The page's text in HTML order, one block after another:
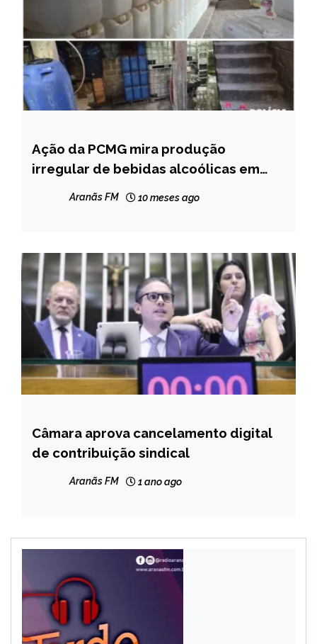
MINAS
GERAIS
NOTÍCIAS
Ação da PCMG mira produção
irregular de bebidas alcoólicas em
Aranãs FM 10 meses ago
BRASIL
NOTÍCIAS
Câmara aprova cancelamento digital
de contribuição sindical
Aranãs FM 1 ano ago